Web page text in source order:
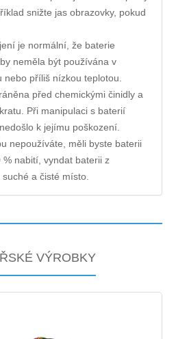
snižte jas obrazovky, pokud
je normální, že baterie
neměla být používána v
nebo příliš nízkou teplotou.
před chemickými činidly a
Při manipulaci s baterií
k jejímu poškození.
nepoužíváte, měli byste baterii
nabití, vyndat baterii z
a čisté místo.
VÝROBKY